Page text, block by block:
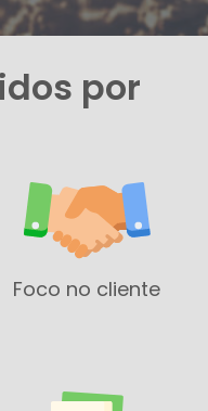
por
Foco no cliente